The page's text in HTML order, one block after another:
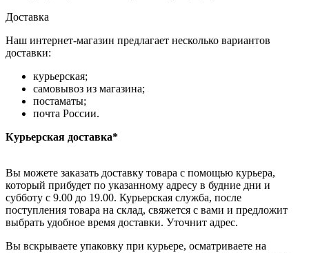
Доставка
Наш интернет-магазин предлагает несколько вариантов
доставки:
курьерская;
самовывоз из магазина;
постаматы;
почта России.
Курьерская доставка*
Вы можете заказать доставку товара с помощью курьера,
который прибудет по указанному адресу в будние дни и
субботу с 9.00 до 19.00. Курьерская служба, после
поступления товара на склад, свяжется с вами и предложит
выбрать удобное время доставки. Уточнит адрес.
Вы вскрываете упаковку при курьере, осматриваете на